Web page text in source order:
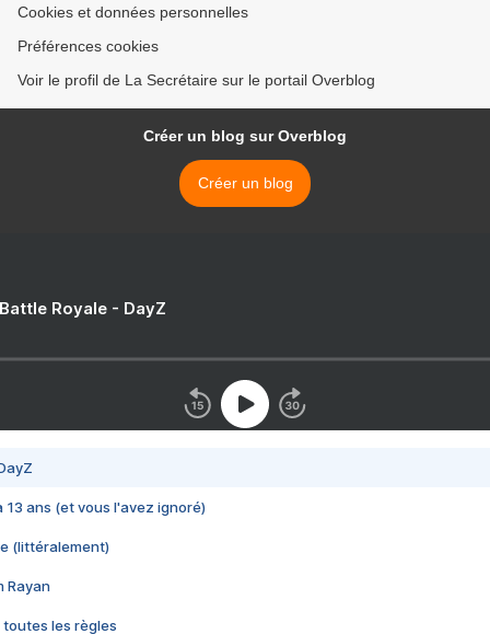
Cookies et données personnelles
Préférences cookies
Voir le profil de La Secrétaire sur le portail Overblog
Créer un blog sur Overblog
Créer un blog
Royale - DayZ
13 ans (et vous l'avez ignoré)
(littéralement)
Rayan
toutes les règles